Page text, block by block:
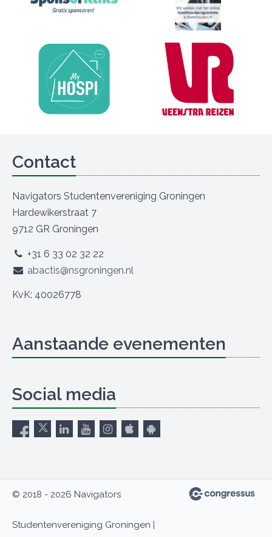
Contact
Navigators Studentenvereniging Groningen
Hardewikerstraat 7
9712 GR Groningen
+31 6 33 02 32 22
abactis@nsgroningen.nl
KvK: 40026778
Aanstaande evenementen
Social media
© 2018 - 2026 Navigators
Studentenvereniging Groningen |